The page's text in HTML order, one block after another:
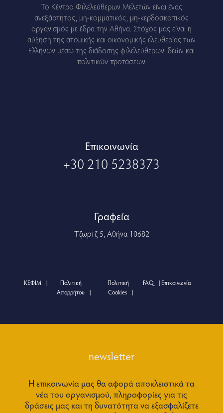
Το Κέντρο Φιλελεύθερων Μελετών είναι ένας
ανεξάρτητος, μη-κομματικός, μη-κερδοσκοπικός
οργανισμός με έδρα την Αθήνα. Στόχος μας είναι η
αύξηση της ατομικής και οικονομικής ελευθερίας των
Ελλήνων μέσω της διάδοσης φιλελεύθερων ιδεών και
πολιτικών προτάσεων.
Eπικοινωνία
+30 210 5238373
Γραφεία
Τζωρτζ 5, Αθήνα 10682
ΚΕΦΙΜ
Πολιτική
Απορρήτου
Πολιτική
Cookies
FAQ Επικοινωνία
newsletter
Η επικοινωνία μας θα αφορά αποκλειστικά τα
νέα του οργανισμού, πληροφορίες για τις
δράσεις μας και τη δυνατότητα να εξασφαλίζετε